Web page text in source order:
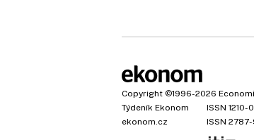
Copyright ©1996-2026
Týdeník Ekonom
ISSN 1210-
ekonom.cz
ISSN